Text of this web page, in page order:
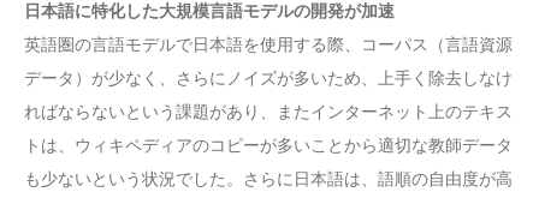
日本語に特化した大規模言語モデルの開発が加速
英語圏の言語モデルで日本語を使用する際、コーパス（言語資源
データ）が少なく、さらにノイズが多いため、上手く除去しなけ
ればならないという課題があり、またインターネット上のテキス
トは、ウィキペディアのコピーが多いことから適切な教師データ
も少ないという状況でした。さらに日本語は、語順の自由度が高